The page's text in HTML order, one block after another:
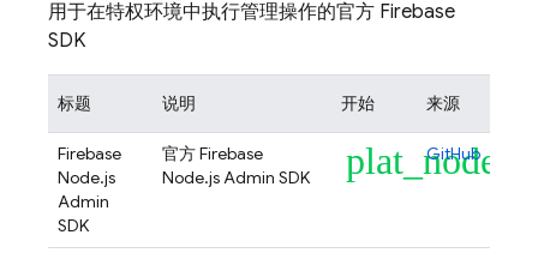
用于在特权环境中执行管理操作的官方 Firebase
SDK
标题 说明 开始 来源
Firebase
Node.js
Admin
SDK
官方 Firebase
Node.js Admin SDK
plat_node
GitHub